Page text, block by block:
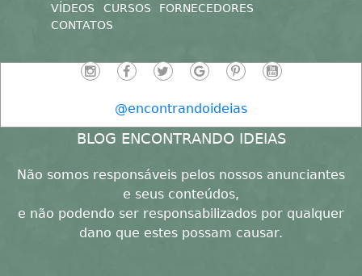
VÍDEOS
CURSOS
FORNECEDORES
CONTATOS
@encontrandoideias
BLOG ENCONTRANDO IDEIAS
Não somos responsáveis pelos nossos anunciantes
e seus conteúdos,
e não podendo ser responsabilizados por qualquer
dano que estes possam causar.